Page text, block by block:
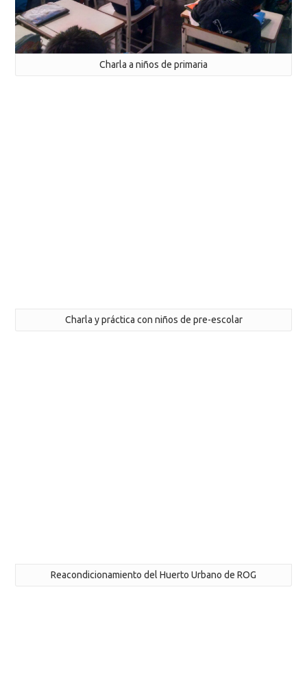
Charla a niños de primaria
Charla y práctica con niños de pre-escolar
Reacondicionamiento del Huerto Urbano de ROG